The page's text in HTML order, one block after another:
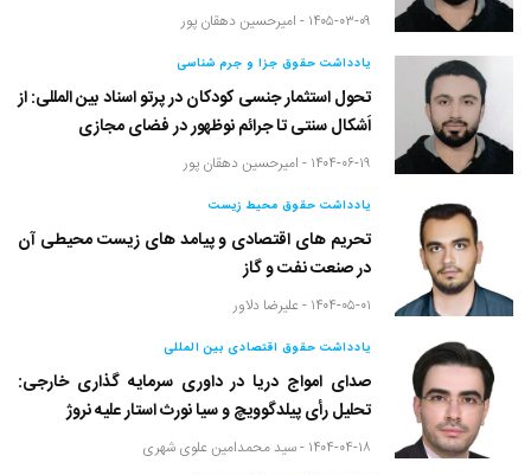
۱۴۰۵-۰۳-۰۹ - امیرحسین دهقان پور
یادداشت حقوق جزا و جرم شناسی
تحول استثمار جنسی کودکان در پرتو اسناد بین المللی: از
اَشکال سنتی تا جرائم نوظهور در فضای مجازی
۱۴۰۴-۰۶-۱۹ - امیرحسین دهقان پور
یادداشت حقوق محیط زیست
تحریم های اقتصادی و پیامد های زیست محیطی آن
در صنعت نفت و گاز
۱۴۰۴-۰۵-۰۱ - علیرضا دلاور
یادداشت حقوق اقتصادی بین المللی
صدای امواج دریا در داوری سرمایه گذاری خارجی:
تحلیل رأی پیلدگوویچ و سیا نورث استار علیه نروژ
۱۴۰۴-۰۴-۱۸ - سید محمدامین علوی شهری